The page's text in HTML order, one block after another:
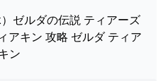
ゼルダの伝説 ティアーズ
アキン 攻略 ゼルダ ティア
ン